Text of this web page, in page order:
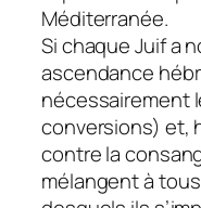
Méditerranée.
Si chaque Juif a
ascendance
nécessairement
conversions) et,
contre la
mélangent à